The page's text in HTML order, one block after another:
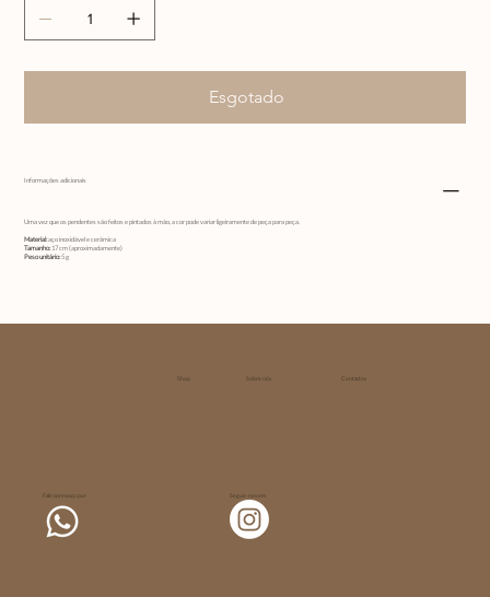
Esgotado
Informações adicionais
Uma vez que os pendentes são feitos e pintados à mão, a cor pode variar ligeiramente de peça para peça.
Material:aço inoxidável e cerâmica
Tamanho: 17 cm (aproximadamente)
Peso unitário:5g
Shop Sobre nós Contactos
Segue-nos em
Fale connosco por